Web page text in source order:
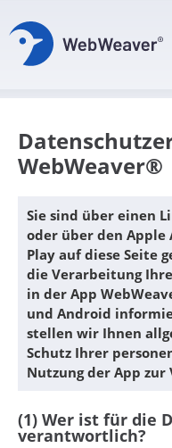
WebWeaver®
Sie sind über einen
oder über den Apple
Play auf diese Seite
die Verarbeitung
in der App
und Android
stellen wir Ihnen
Schutz Ihrer
Nutzung der App zur
(1) Wer ist für die
verantwortlich?